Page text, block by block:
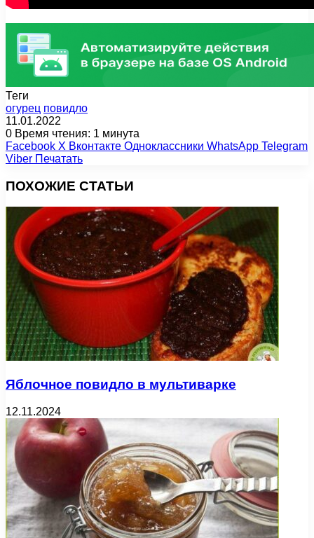
Теги
огурец повидло
11.01.2022
0 Время чтения: 1 минута
Facebook X Вконтакте Одноклассники WhatsApp Telegram
Viber Печатать
ПОХОЖИЕ СТАТЬИ
Яблочное повидло в мультиварке
12.11.2024